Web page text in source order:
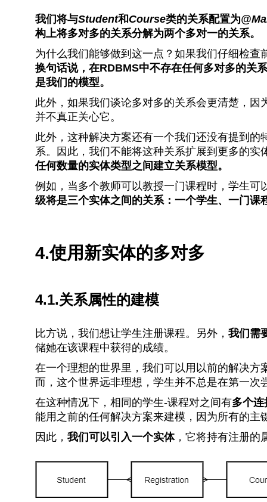
我们将与Student和Course类的关系配置为
构上将多对多的关系分解为两个多对一的关系。
为什么我们能够做到这一点？如果我们仔细检
换句话说，在RDBMS中不存在任何多对多的关
是我们的模型。
此外，如果我们谈论多对多的关系会更清楚，
并不真正关心它。
此外，这种解决方案还有一个我们还没有提到
系。因此，我们不能将这种关系扩展到更多的
任何数量的实体类型之间建立关系模型。
例如，当多个教师可以教授一门课程时，学生
级将是三个实体之间的关系：一个学生、一门课
4.使用新实体的多对多
4.1.关系属性的建模
比方说，我们想让学生注册课程。另外， 我们需
储她在该课程中获得的成绩。
在一个理想的世界里，我们可以用以前的解决
而，这个世界远非理想，学生并不总是在第一次
在这种情况下，相同的学生-课程对之间有多个连
能用之前的任何解决方案来建模，因为所有的
因此， 我们可以引入一个实体，它将持有注册的